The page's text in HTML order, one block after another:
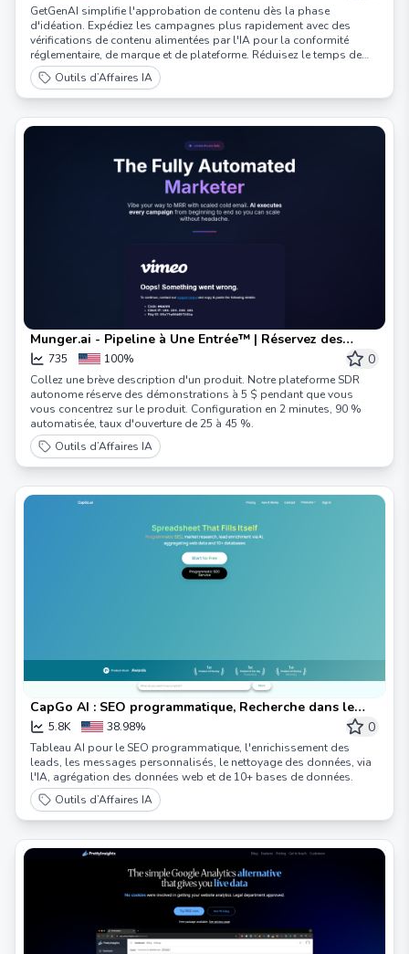
GetGenAI simplifie l'approbation de contenu dès la phase
d'idéation. Expédiez les campagnes plus rapidement avec des
vérifications de contenu alimentées par l'IA pour la conformité
réglementaire, de marque et de plateforme. Réduisez le temps de
révision, diminuez les risques et améliorez les performances.
Outils d’Affaires IA
Munger.ai - Pipeline à Une Entrée™ | Réservez des
Démonstrations à 5 $ en Autopilote
735 100% 0
Collez une brève description d'un produit. Notre plateforme SDR
autonome réserve des démonstrations à 5 $ pendant que vous
vous concentrez sur le produit. Configuration en 2 minutes, 90 %
automatisée, taux d'ouverture de 25 à 45 %.
Outils d’Affaires IA
CapGo AI : SEO programmatique, Recherche dans le
tableau AI
5.8K 38.98% 0
Tableau AI pour le SEO programmatique, l'enrichissement des
leads, les messages personnalisés, le nettoyage des données, via
l'IA, agrégation des données web et de 10+ bases de données.
Outils d’Affaires IA